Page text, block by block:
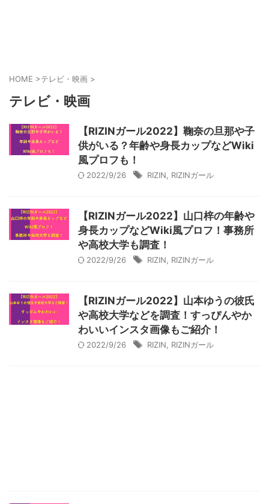
HOME >テレビ・映画 >
テレビ・映画
【RIZINガール2022】鞠奈の旦那や子
供がいる？年齢や身長カップなどWiki
風プロフも！
2022/9/26 RIZIN RIZINガール
【RIZINガール2022】山口梓の年齢や
身長カップなどWiki風プロフ！事務所
や高校大学も調査！
2022/9/26 RIZIN RIZINガール
【RIZINガール2022】山本ゆうの彼氏
や高校大学などを調査！すっぴんやか
わいいインスタ画像もご紹介！
2022/9/26 RIZIN RIZINガール